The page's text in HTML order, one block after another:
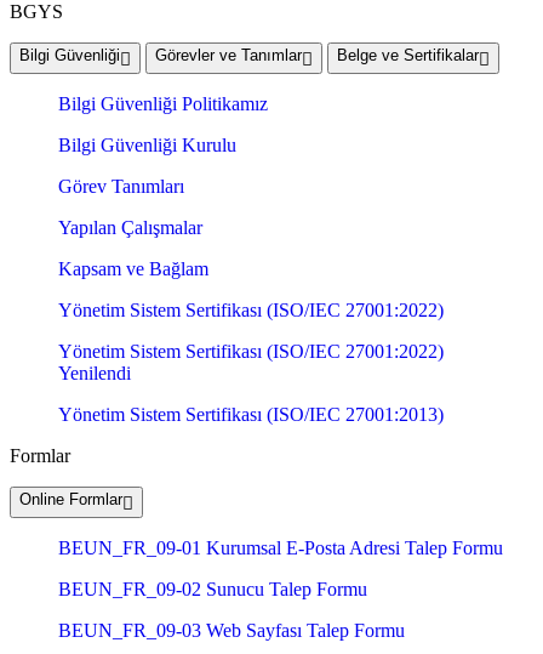
BGYS
Bilgi Güvenliği Görevler ve Tanımlar Belge ve Sertifikalar
Bilgi Güvenliği Politikamız
Bilgi Güvenliği Kurulu
Görev Tanımları
Yapılan Çalışmalar
Kapsam ve Bağlam
Yönetim Sistem Sertifikası (ISO/IEC 27001:2022)
Yönetim Sistem Sertifikası (ISO/IEC 27001:2022)
Yenilendi
Yönetim Sistem Sertifikası (ISO/IEC 27001:2013)
Formlar
Online Formlar
BEUN_FR_09-01 Kurumsal E-Posta Adresi Talep Formu
BEUN_FR_09-02 Sunucu Talep Formu
BEUN_FR_09-03 Web Sayfası Talep Formu